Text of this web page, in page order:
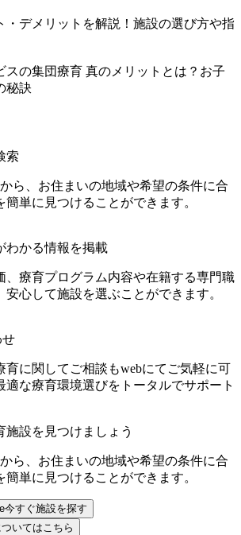
・デメリットを解説！施設の選び方や指
スの集団療育 真のメリットとは？お子
秘訣
索
ら、お住まいの地域や希望の条件に合
単に見つけることができます。
わかる情報を掲載
、療育プログラム内容や在籍する専門職
心して施設を選ぶことができます。
せ
育に関してご相談もwebにてご気軽に可
適な療育環境選びをトータルでサポート
施設を見つけましょう
ら、お住まいの地域や希望の条件に合
単に見つけることができます。
今すぐ施設を探す
いてはこちら